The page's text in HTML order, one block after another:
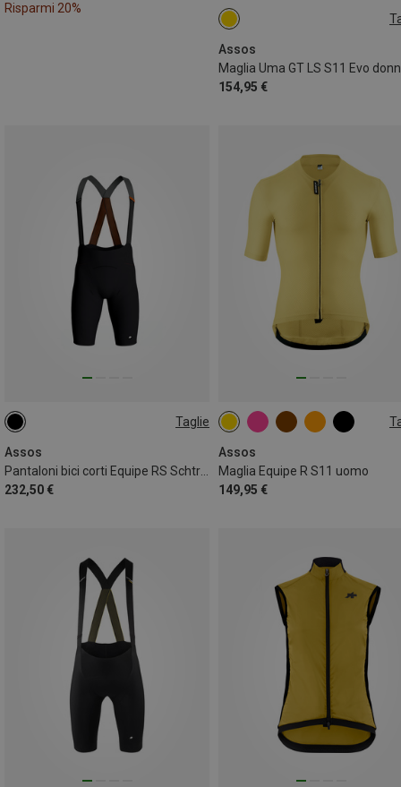
Risparmi 20%
Assos
Maglia Uma GT LS S11 Evo
154,95 €
XS
Taglie
Assos
Pantaloni bici corti Equipe RS Schtradivari S11 uomo
232,50 €
S
Assos
Maglia Equipe R S11 uomo
149,95 €
S M L XL